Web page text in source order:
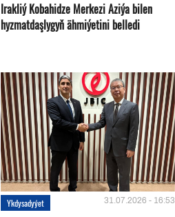
Irakliý Kobahidze Merkezi Aziýa bilen
hyzmatdaşlygyň ähmiýetini belledi
Ykdysadyýet 31.07.2026 - 16:53